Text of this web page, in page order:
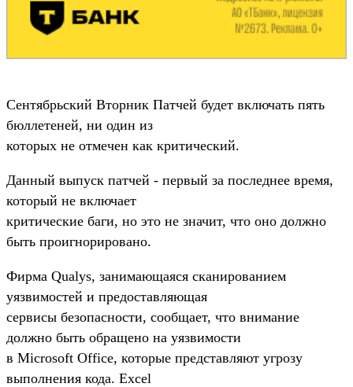
Сентябрьский Вторник Патчей будет включать пять
бюллетеней, ни один из
которых не отмечен как критический.
Данный выпуск патчей - первый за последнее время,
который не включает
критические баги, но это не значит, что оно должно
быть проигнорировано.
Фирма Qualys, занимающаяся сканированием
уязвимостей и предоставляющая
сервисы безопасности, сообщает, что внимание
должно быть обращено на уязвимости
в Microsoft Office, которые представляют угрозу
выполнения кода. Excel